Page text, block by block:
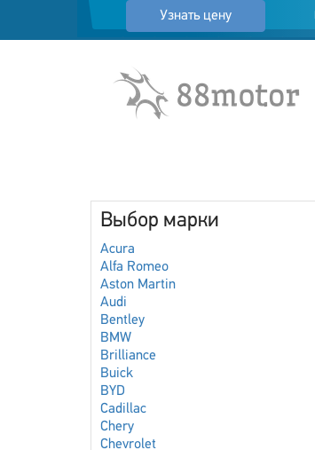
Узнать цену
Выбор марки
Acura
Alfa Romeo
Aston Martin
Audi
Bentley
BMW
Brilliance
Buick
BYD
Cadillac
Chery
Chevrolet